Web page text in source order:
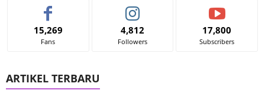
15,269
Fans
4,812
Followers
17,800
Subscribers
ARTIKEL TERBARU